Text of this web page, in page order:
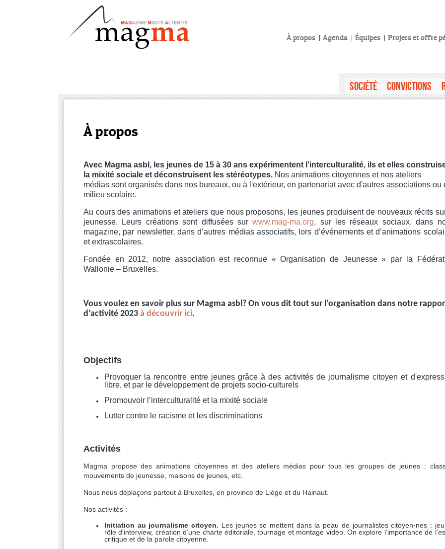
Société Convictions
À propos Agenda Équipes Projets et offre
À propos
Avec Magma asbl, les jeunes de 15 à 30 ans expérimentent l’interculturalité, ils et elles
la mixité sociale et déconstruisent les stéréotypes. Nos animations citoyennes et nos ateliers
médias sont organisés dans nos bureaux, ou à l'extérieur, en partenariat avec d'autres associations ou
milieu scolaire.
Au cours des animations et ateliers que nous proposons, les jeunes produisent de nouveaux récits
jeunesse. Leurs créations sont diffusées surwww.mag-ma.org, sur les réseaux sociaux,dans
magazine, par newsletter, dans d’autres médias associatifs, lors d’événementset d’animations
et extrascolaires.
Fondée en 2012, notre association est reconnue « Organisation de Jeunesse » par la
Wallonie – Bruxelles.
Vous voulez en savoir plus sur Magma asbl? On vous dit tout sur l’organisation dans notre
d’activité 2023 à découvrir ici.
Objectifs
Provoquer la rencontre entre jeunes grâce à des activités de journalisme citoyen et
libre, et par le développement de projets socio-culturels
Promouvoir l’interculturalité et la mixité sociale
Lutter contre le racisme et les discriminations
Activités
Magma propose des animations citoyennes et des ateliers médias pour tous les groupes de jeunes :
mouvements de jeunesse, maisons de jeunes, etc.
Nous nous déplaçons partout à Bruxelles, en province de Liège et du Hainaut.
Nos activités :
Initiation au journalisme citoyen. Les jeunes se mettent dans la peau de journalistes citoyen·nes :
rôle d'interview, création d’une charte éditoriale, tournage et montage vidéo. On explore l’importance de
critique et de la parole citoyenne.